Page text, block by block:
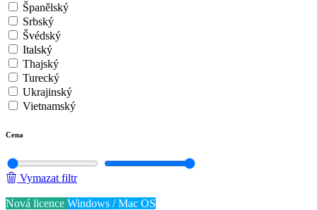
Španělský
Srbský
Švédský
Italský
Thajský
Turecký
Ukrajinský
Vietnamský
Cena
Vymazat filtr
Nová licence Windows / Mac OS